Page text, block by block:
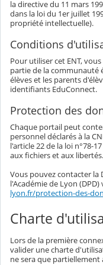
la directive du 11 mars
dans la loi du 1er juillet
propriété intellectuelle).
Conditions
Pour utiliser cet ENT,
partie de la communauté
élèves et les parents
identifiants EduConnect.
Protection des
Chaque portail peut
personnel déclarés à la
l'article 22 de la loi n°78-
aux fichiers et aux libertés.
Vous pouvez contacter la
l'Académie de Lyon (DPD)
lyon.fr/protection-des-
Charte
Lors de la première
valider une charte
ne sera que partiellement